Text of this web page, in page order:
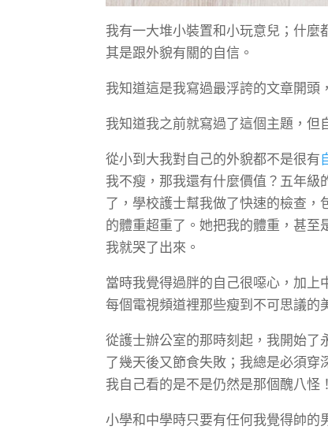
我有一大堆小裝置和小玩意兒；什
其是跟外貌有關的自信。
我知道這是我寫過最浮誇的文章開頭
我知道我之前就寫過了這個主題，但
從小到大我對自己的外貌都不是很有
我不瘦，那我還有什麼價值？五年
了，學校護士幫我做了快速的檢查
的體重超重了。她把我的體重，甚至
我就哭了出來。
當時我覺得過胖的自己很噁心，加上
每個電視頻道裡那些瘦到不可思議的
從護士辦公室的那時刻起，我開始
了幾天後又節食失敗；我總是必須
我自己看的是不是仍然是那個醜八怪！
小學和中學時只要有任何我覺得帥